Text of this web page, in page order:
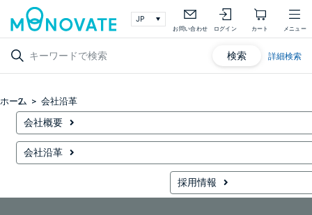
お問い合わせ ログイン カート メニュー
検索 詳細検索
ホーム 会社沿革
会社概要
会社沿革
採用情報